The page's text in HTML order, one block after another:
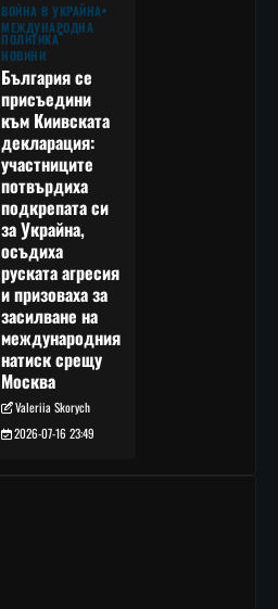
ВОЙНА В УКРАЙНА
МЕЖДУНАРОДНА
ПОЛИТИКА
НОВИНИ
България се
присъедини
към Киивската
декларация:
участниците
потвърдиха
подкрепата си
за Украйна,
осъдиха
руската агресия
и призоваха за
засилване на
международния
натиск срещу
Москва
Valeriia Skorych
2026-07-16 23:49